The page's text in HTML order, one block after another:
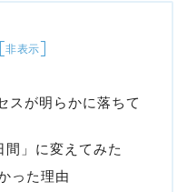
[非表示]
スが明らかに落ちて
」に変えてみた
った理由